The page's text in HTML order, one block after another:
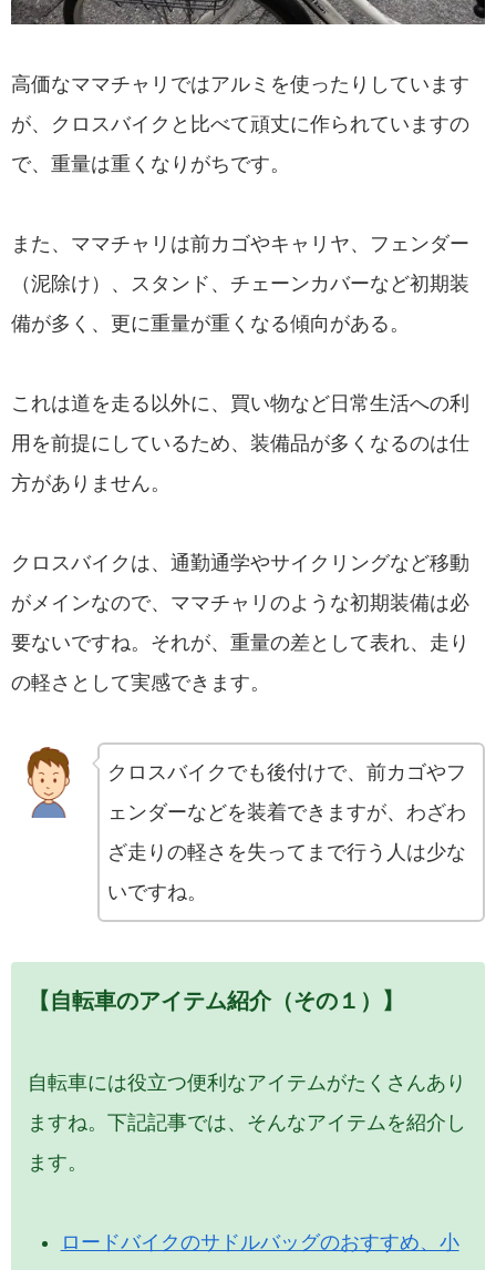
高価なママチャリではアルミを使ったりしています
が、クロスバイクと比べて頑丈に作られていますの
で、重量は重くなりがちです。
また、ママチャリは前カゴやキャリヤ、フェンダー
（泥除け）、スタンド、チェーンカバーなど初期装
備が多く、更に重量が重くなる傾向がある。
これは道を走る以外に、買い物など日常生活への利
用を前提にしているため、装備品が多くなるのは仕
方がありません。
クロスバイクは、通勤通学やサイクリングなど移動
がメインなので、ママチャリのような初期装備は必
要ないですね。それが、重量の差として表れ、走り
の軽さとして実感できます。
クロスバイクでも後付けで、前カゴやフ
ェンダーなどを装着できますが、わざわ
ざ走りの軽さを失ってまで行う人は少な
いですね。
【自転車のアイテム紹介（その１）】
自転車には役立つ便利なアイテムがたくさんあり
ますね。下記記事では、そんなアイテムを紹介し
ます。
ロードバイクのサドルバッグのおすすめ、小